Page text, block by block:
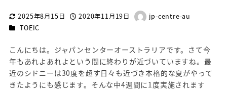
更新日2025年8月15日 投稿日2020年11月19日
著
jp-centre-au
カテゴリー
TOEIC
こんにちは。ジャパンセンターオーストラリアです。さて今
年もあれよあれよという間に終わりが近づいていますね。最
近のシドニーは30度を超す日々も近づき本格的な夏がやって
きたようにも感じます。そんな中4週間に1度実施されます